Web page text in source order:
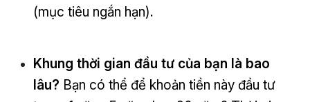
(mục tiêu ngắn hạn).
Khung thời gian đầu tư của bạn là bao
lâu? Bạn có thể để khoản tiền này đầu tư